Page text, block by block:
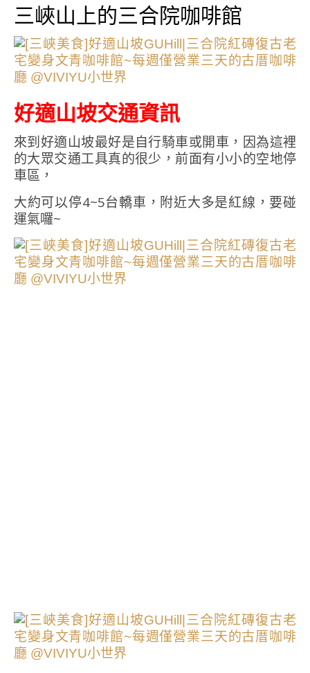
三峽山上的三合院咖啡館
好適山坡交通資訊
來到好適山坡最好是自行騎車或開車，因為這裡
的大眾交通工具真的很少，前面有小小的空地停
車區，
大約可以停4~5台轎車，附近大多是紅線，要碰
運氣囉~